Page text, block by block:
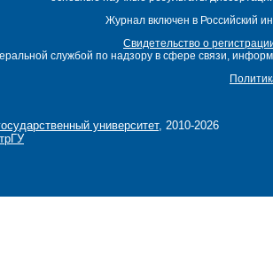
Журнал включен в Российский
Свидетельство о
службой по надзору в сфере связи,
университет, 2010-2026